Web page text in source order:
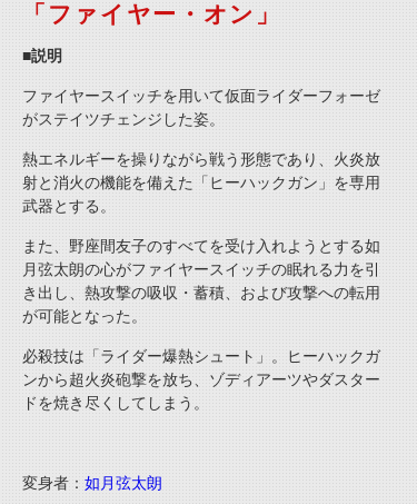
「ファイヤー・オン」
■説明
ファイヤースイッチを用いて仮面ライダーフォーゼ
がステイツチェンジした姿。
熱エネルギーを操りながら戦う形態であり、火炎放
射と消火の機能を備えた「ヒーハックガン」を専用
武器とする。
また、野座間友子のすべてを受け入れようとする如
月弦太朗の心がファイヤースイッチの眠れる力を引
き出し、熱攻撃の吸収・蓄積、および攻撃への転用
が可能となった。
必殺技は「ライダー爆熱シュート」。ヒーハックガ
ンから超火炎砲撃を放ち、ゾディアーツやダスター
ドを焼き尽くしてしまう。
変身者： 如月弦太朗